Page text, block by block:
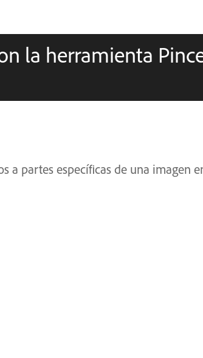
la herramienta
a partes específicas de una imagen